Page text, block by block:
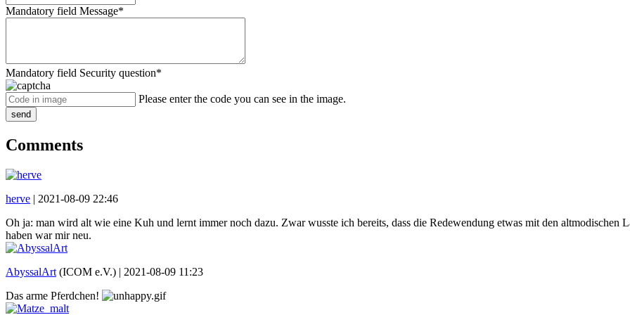
Mandatory field Message*
Mandatory field Security question*
Please enter the code you can see in the image.
send
Comments
herve | 2021-08-09 22:46
Oh ja: man wird alt wie eine Kuh und lernt immer noch dazu. Zwar wusste ich bereits, dass die Redewendung etwas mit den altmodischen
haben war mir neu.
AbyssalArt (ICOM e.V.) | 2021-08-09 11:23
Das arme Pferdchen!